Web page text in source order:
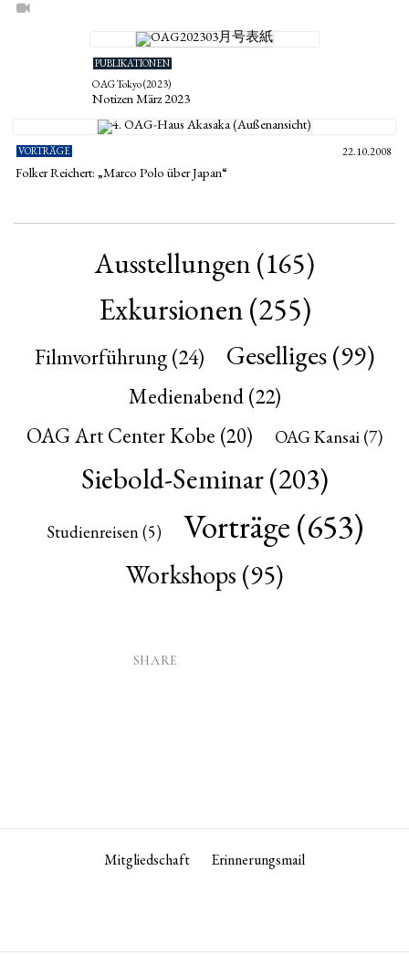
PUBLIKATIONEN
OAG Tokyo (2023)
Notizen März 2023
VORTRÄGE 22.10.2008
Folker Reichert: „Marco Polo über Japan“
Ausstellungen (165)
Exkursionen(255)
Filmvorführung(24) Geselliges(99)
Medienabend(22)
OAG Art Center Kobe (20) OAG Kansai (7)
Siebold-Seminar(203)
Studienreisen (5) Vorträge(653)
Workshops (95)
SHARE
Mitgliedschaft Erinnerungsmail